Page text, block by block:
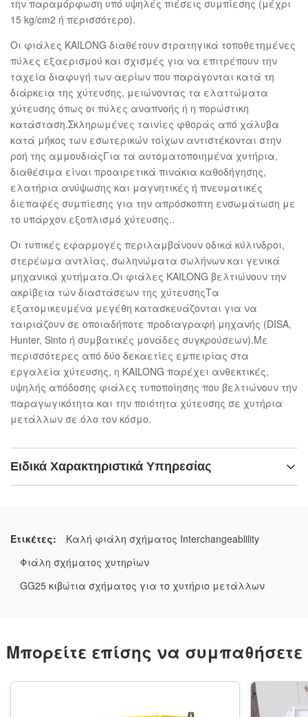
την παραμόρφωση υπό υψηλές πιέσεις συμπίεσης (μέχρι
15 kg/cm2 ή περισσότερο).
Οι φιάλες KAILONG διαθέτουν στρατηγικά τοποθετημένες
πύλες εξαερισμού και σχισμές για να επιτρέπουν την
ταχεία διαφυγή των αερίων που παράγονται κατά τη
διάρκεια της χύτευσης, μειώνοντας τα ελαττώματα
χύτευσης όπως οι πύλες αναπνοής ή η πορώστικη
κατάσταση.Σκληρωμένες ταινίες φθοράς από χάλυβα
κατά μήκος των εσωτερικών τοίχων αντιστέκονται στην
ροή της αμμουδιάςΓια τα αυτοματοποιημένα χυτήρια,
διαθέσιμα είναι προαιρετικά πινάκια καθοδήγησης,
ελατήρια ανύψωσης και μαγνητικές ή πνευματικές
διεπαφές συμπίεσης για την απρόσκοπτη ενσωμάτωση με
το υπάρχον εξοπλισμό χύτευσης..
Οι τυπικές εφαρμογές περιλαμβάνουν οδικά κύλινδροι,
στερέωμα αντλίας, σωληνώματα σωλήνων και γενικά
μηχανικά χυτήματα.Οι φιάλες KAILONG βελτιώνουν την
ακρίβεια των διαστάσεων της χύτευσηςΤα
εξατομικευμένα μεγέθη κατασκευάζονται για να
ταιριάζουν σε οποιαδήποτε προδιαγραφή μηχανής (DISA,
Hunter, Sinto ή συμβατικές μονάδες συγκρούσεων).Με
περισσότερες από δύο δεκαετίες εμπειρίας στα
εργαλεία χύτευσης, η KAILONG παρέχει ανθεκτικές,
υψηλής απόδοσης φιάλες τυποποίησης που βελτιώνουν την
παραγωγικότητα και την ποιότητα χύτευσης σε χυτήρια
μετάλλων σε όλο τον κόσμο.
Ειδικά Χαρακτηριστικά Υπηρεσίας
Κουτί καλούπιας χύτευσης ακριβείας,
φθορά
Ετικέτες:
Καλή φιάλη σχήματος Interchangeablility
Φιάλη σχήματος χυτηρίων
GG25 κιβώτια σχήματος για το χυτήριο μετάλλων
Μπορείτε επίσης να συμπαθήσετε